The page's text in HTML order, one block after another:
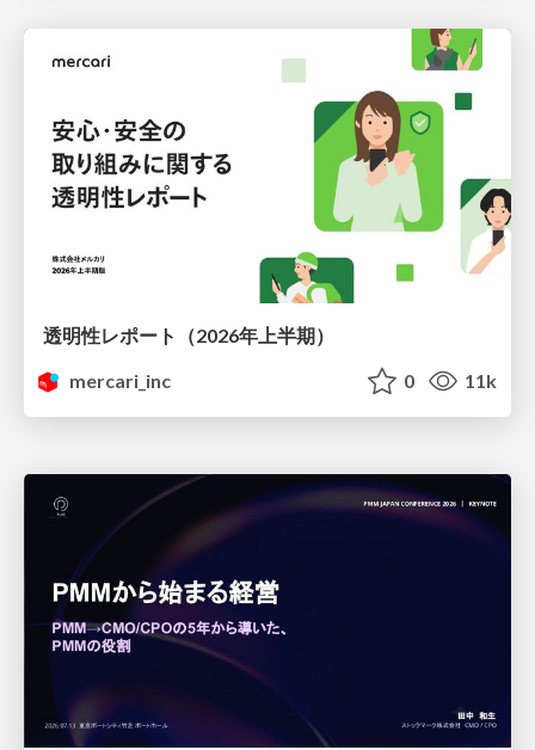
透明性レポート（2026年上半期）
mercari_inc
0 11k